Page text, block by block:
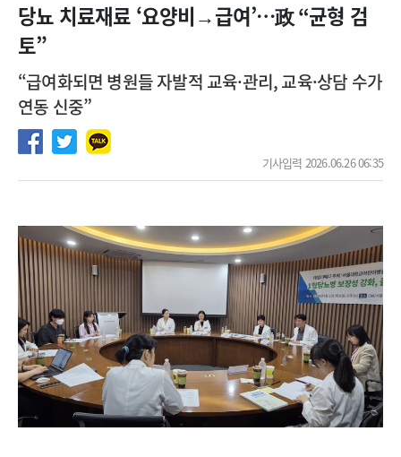
[서울아산병원] 2026년 하반기 인턴 모집
[영남대학교의료원] 마취통증의학과 임기제 임상의사 채용
당뇨 치료재료 ‘요양비→급여’…政 “균형 검
토”
“급여화되면 병원들 자발적 교육·관리, 교육·상담 수가
연동 신중”
기사입력 2026.06.26 06:35